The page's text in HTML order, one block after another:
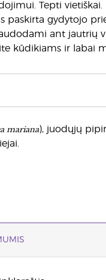
Tepti vietiškai.
paskirta gydytojo
ant jautrių
kūdikiams ir labai
mariana), juodųjų